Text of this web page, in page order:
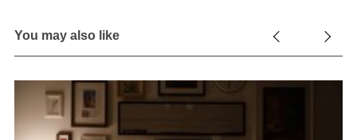
You may also like